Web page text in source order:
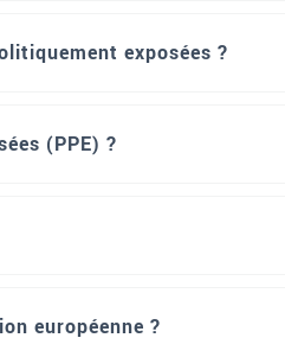
exposées ?
(PPE) ?
européenne ?